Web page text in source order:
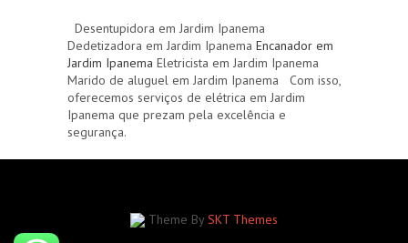
Desentupidora em Jardim Ipanema
Dedetizadora em Jardim Ipanema Encanador em
Jardim Ipanema Eletricista em Jardim Ipanema
Marido de aluguel em Jardim Ipanema Com isso,
oferecemos serviços de elétrica em Jardim
Ipanema que prezam pela excelência e
segurança.
Theme By SKT Themes